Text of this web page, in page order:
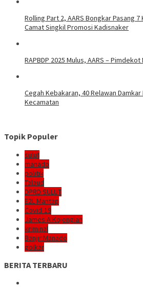
Rolling Part 2, AARS Bongkar Pasang
Camat Singkil Promosi Kadisnaker
RAPBDP 2025 Mulus, AARS – Pimdekot
Cegah Kebakaran, 40 Relawan
Kecamatan
Topik Populer
sulut
manado
politik
Talaud
DPRD SULUT
E2L-Mantap
Covid-19
James A Kojongian
kriminal
Banjir Manado
golkar
BERITA TERBARU